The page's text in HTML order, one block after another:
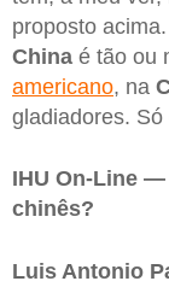
proposto
China é tão ou
americano, na
gladiadores.
IHU On-Line
chinês?
Luis Antonio